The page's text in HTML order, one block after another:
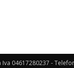
04617280237 -